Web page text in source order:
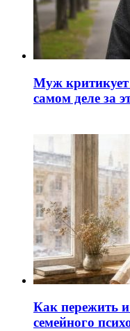
Муж
самом деле за
Как пережить
семейного